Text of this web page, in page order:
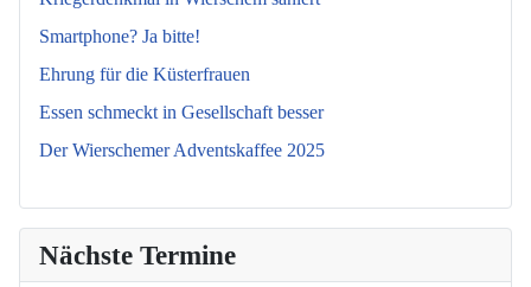
Smartphone? Ja bitte!
Ehrung für die Küsterfrauen
Essen schmeckt in Gesellschaft besser
Der Wierschemer Adventskaffee 2025
Nächste Termine